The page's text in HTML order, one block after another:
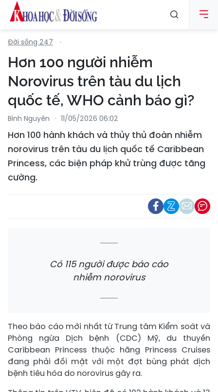
Đời sống 247
Hơn 100 người nhiễm
Norovirus trên tàu du lịch
quốc tế, WHO cảnh báo gì?
Bình Nguyên 11/05/2026 06:02
Hơn 100 hành khách và thủy thủ đoàn nhiễm
norovirus trên tàu du lịch quốc tế Caribbean
Princess, các biện pháp khử trùng được tăng
cường.
Có 115 người được báo cáo
nhiễm norovirus
Theo báo cáo mới nhất từ Trung tâm Kiểm soát và
Phòng ngừa Dịch bệnh (CDC) Mỹ, du thuyền
Caribbean Princess thuộc hãng Princess Cruises
đang phải đối mặt với một đợt bùng phát dịch
bệnh tiêu hóa do norovirus gây ra.